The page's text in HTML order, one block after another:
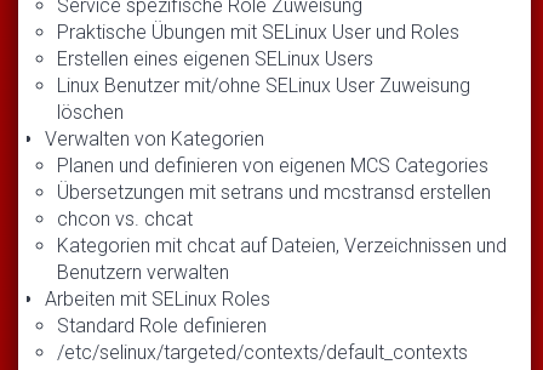
Service spezifische Role Zuweisung
Praktische Übungen mit SELinux User und Roles
Erstellen eines eigenen SELinux Users
Linux Benutzer mit/ohne SELinux User Zuweisung
löschen
Verwalten von Kategorien
Planen und definieren von eigenen MCS Categories
Übersetzungen mit setrans und mcstransd erstellen
chcon vs. chcat
Kategorien mit chcat auf Dateien, Verzeichnissen und
Benutzern verwalten
Arbeiten mit SELinux Roles
Standard Role definieren
/etc/selinux/targeted/contexts/default_contexts